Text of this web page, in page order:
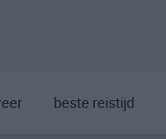
beste reistijd